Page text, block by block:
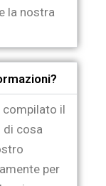
la nostra
compilato il
di cosa
per